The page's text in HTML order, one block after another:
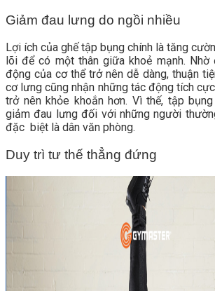
Giảm đau lưng do ngồi nhiều
Lợi ích của ghế tập bụng chính là tăng
lõi để có một thân giữa khoẻ mạnh.
động của cơ thể trở nên dễ dàng, thuận
cơ lưng cũng nhận những tác động tích
trở nên khỏe khoắn hơn. Vì thế, tập
giảm đau lưng đối với những người
đặc biệt là dân văn phòng.
Duy trì tư thế thẳng đứng